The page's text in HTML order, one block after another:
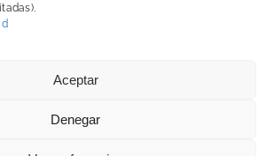
Aceptar
Denegar
C/ Tenerife, 7
Arrecife – Lanzarote